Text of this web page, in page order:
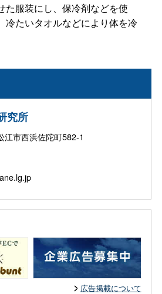
た服装にし、保冷剤などを使
冷たいタオルなどにより体を冷
究所
市西浜佐陀町582-1
広告掲載について